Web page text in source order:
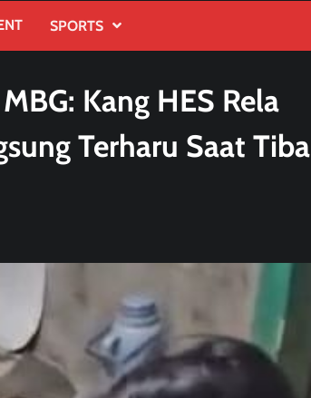
SPORTS
Kang HES Rela
Terharu Saat Tiba